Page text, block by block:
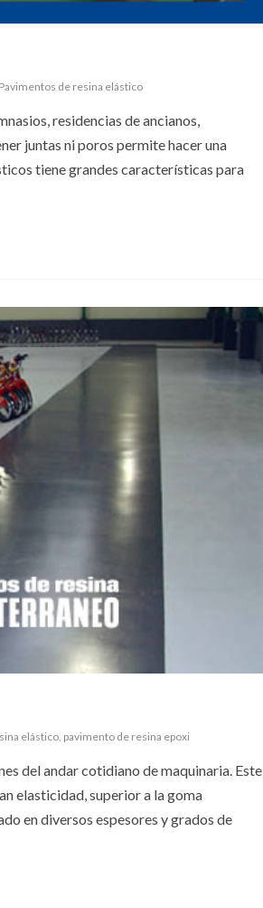
Pavimentos de resina elástico
residencias de ancianos,
juntas ni poros permite hacer una
tiene grandes características para
elástico, pavimento de resina epoxi
del andar cotidiano de maquinaria. Este
elasticidad, superior a la goma
en diversos espesores y grados de